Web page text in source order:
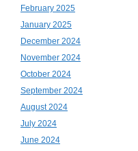
February 2025
January 2025
December 2024
November 2024
October 2024
September 2024
August 2024
July 2024
June 2024